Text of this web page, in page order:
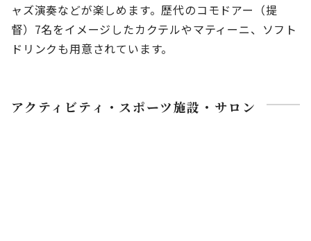
ャズ演奏などが楽しめます。歴代のコモドアー（提
督）7名をイメージしたカクテルやマティーニ、ソフト
ドリンクも用意されています。
アクティビティ・スポーツ施設・サロン